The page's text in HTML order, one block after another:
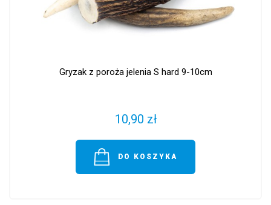
Gryzak z poroża jelenia S hard 9-10cm
10,90 zł
DO KOSZYKA